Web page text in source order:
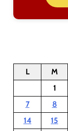
L M
1
7
8
14
15